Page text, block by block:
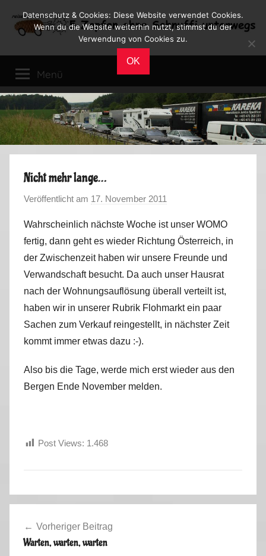
Inhalt
Reiseblog
Leben
im
Wohnmobil
Menü
Nicht mehr lange…
Veröffentlicht am 17. November 2011
n
M
a
r
k
u
s
Wahrscheinlich nächste Woche ist unser WOMO
fertig, dann geht es wieder Richtung Österreich, in
der Zwischenzeit haben wir unsere Freunde und
Verwandschaft besucht. Da auch unser Hausrat
nach der Wohnungsauflösung überall verteilt ist,
haben wir in unserer Rubrik Flohmarkt ein paar
Sachen zum Verkauf reingestellt, in nächster Zeit
kommt immer etwas dazu :-).
Also bis die Tage, werde mich erst wieder aus den
Bergen Ende November melden.
Post Views: 1.468
A
g
Vorheriger Beitrag
Warten, warten, warten
Datenschutz & Cookies: Diese Website verwendet Cookies.
Wenn du die Website weiterhin nutzt, stimmst du der
Verwendung von Cookies zu.
OK